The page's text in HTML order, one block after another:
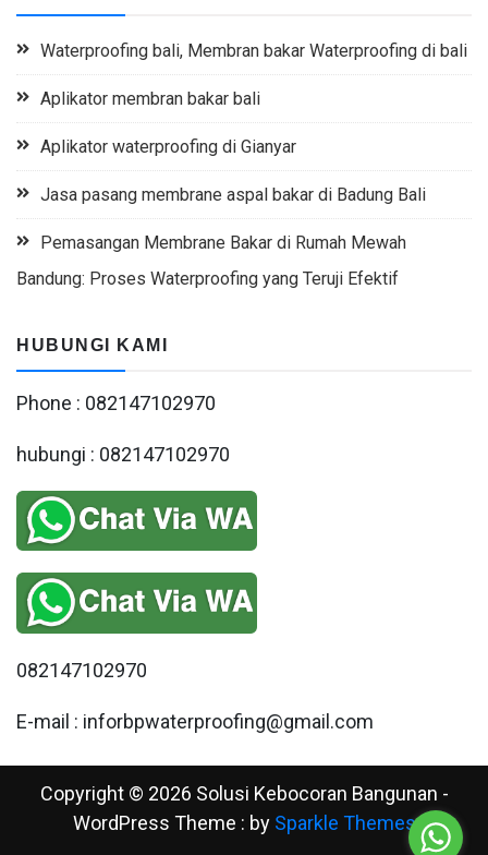
Waterproofing bali, Membran bakar Waterproofing di bali
Aplikator membran bakar bali
Aplikator waterproofing di Gianyar
Jasa pasang membrane aspal bakar di Badung Bali
Pemasangan Membrane Bakar di Rumah Mewah
Bandung: Proses Waterproofing yang Teruji Efektif
HUBUNGI KAMI
Phone : 082147102970
hubungi : 082147102970
082147102970
E-mail : inforbpwaterproofing@gmail.com
Copyright © 2026 Solusi Kebocoran Bangunan -
WordPress Theme : by Sparkle Themes